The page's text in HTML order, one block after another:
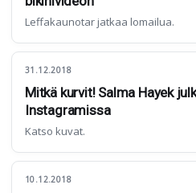
Leffakaunotar jatkaa lomailua.
31.12.2018
Mitkä kurvit! Salma Hayek
Instagramissa
Katso kuvat.
10.12.2018